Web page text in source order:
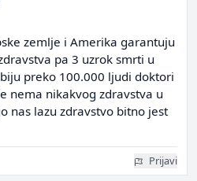
zemlje i Amerika garantuju
pa 3 uzrok smrti u
preko 100.000 ljudi doktori
nema nikakvog zdravstva u
nas lazu zdravstvo bitno jest
Prijavi